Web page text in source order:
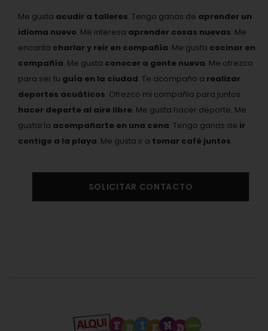
Me gusta acudir a talleres. Tengo ganas de aprender un
idioma nuevo. Me interesa aprender cosas nuevas. Me
encanta charlar y reir en compañía. Me gusta cocinar en
compañía. Me gusta conocer a gente nueva. Me ofrezco
para ser tu guía en la ciudad. Te acompaño a realizar
deportes acuáticos. Ofrezco mi compañia para juntos
hacer deporte al aire libre. Me gusta hacer deporte. Me
gustaría acompañarte en una cena. Tengo ganas de ir
contigo a la playa. Me gusta ir a tomar café juntos.
SOLICITAR CONTACTO